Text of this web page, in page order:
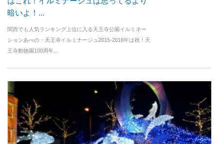
暗いよ！...
関西でも人気ランキング上位に入る天王寺公園イルミネー
ションあべの・天王寺イルミナージュ2015-2016年は祝！天
王寺動物園100周年...